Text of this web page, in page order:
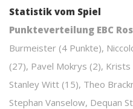
Statistik vom Spiel
Punkteverteilung EBC
Burmeister (4 Punkte),
(27), Pavel Mokrys (2),
Stanley Witt (15), Theo
Stephan Vanselow, Dequan